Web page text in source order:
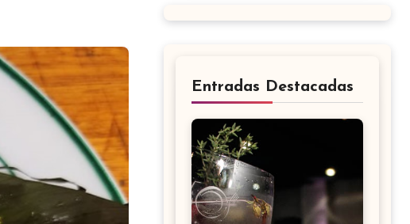
Entradas Destacadas